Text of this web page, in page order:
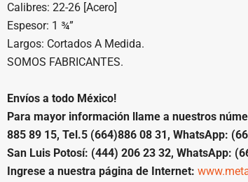
Calibres: 22-26 [Acero]
Espesor: 1 ¾”
Largos: Cortados A Medida.
SOMOS FABRICANTES.
Envíos a todo México!
Para mayor información llame a nuestros
885 89 15, Tel.5 (664)886 08 31, WhatsApp:
San Luis Potosí: (444) 206 23 32, WhatsApp:
Ingrese a nuestra página de Internet: